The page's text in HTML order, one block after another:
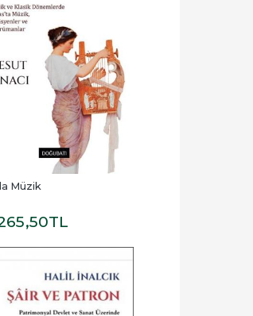
Müzik
,50TL